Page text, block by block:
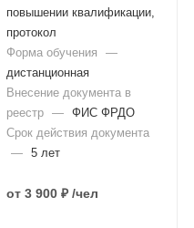
повышении квалификации,
протокол
Форма обучения
—
дистанционная
Внесение документа в
реестр — ФИС ФРДО
Срок действия документа
— 5 лет
от 3 900 ₽ /чел